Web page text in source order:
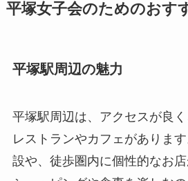
平塚女子会のためのおす
平塚駅周辺の魅力
平塚駅周辺は、アクセスが良
レストランやカフェがありま
設や、徒歩圏内に個性的なお店